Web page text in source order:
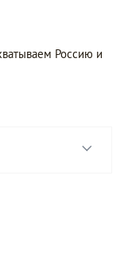
Россию и